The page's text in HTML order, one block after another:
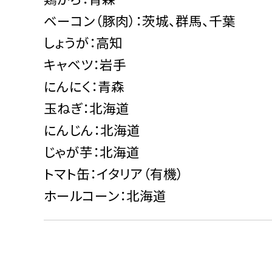
ベーコン（豚肉）：茨城、群馬、千葉
しょうが：高知
キャベツ：岩手
にんにく：青森
玉ねぎ：北海道
にんじん：北海道
じゃが芋：北海道
トマト缶：イタリア（有機）
ホールコーン：北海道